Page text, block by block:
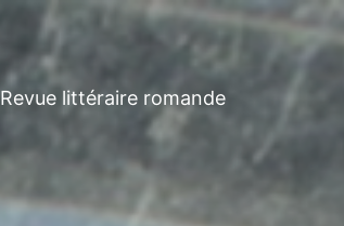
Revue littéraire romande